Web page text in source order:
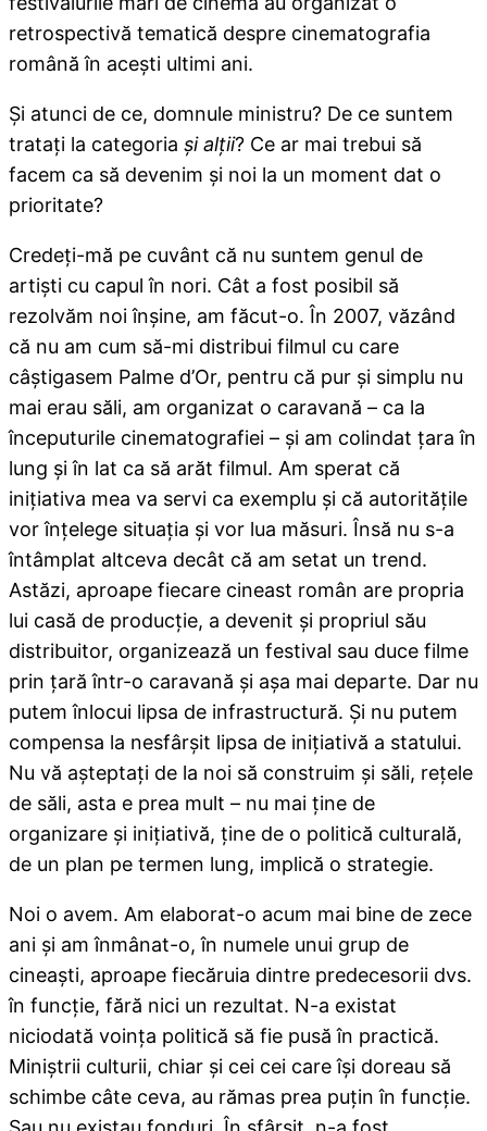
retrospectivă tematică despre cinematografia
română în aceşti ultimi ani.
Şi atunci de ce, domnule ministru? De ce suntem
trataţi la categoria şi alţii? Ce ar mai trebui să
facem ca să devenim şi noi la un moment dat o
prioritate?
Credeţi-mă pe cuvânt că nu suntem genul de
artişti cu capul în nori. Cât a fost posibil să
rezolvăm noi înşine, am făcut-o. În 2007, văzând
că nu am cum să-mi distribui filmul cu care
câştigasem Palme d’Or, pentru că pur şi simplu nu
mai erau săli, am organizat o caravană – ca la
începuturile cinematografiei – şi am colindat țara în
lung şi în lat ca să arăt filmul. Am sperat că
iniţiativa mea va servi ca exemplu şi că autorităţile
vor înţelege situaţia şi vor lua măsuri. Însă nu s-a
întâmplat altceva decât că am setat un trend.
Astăzi, aproape fiecare cineast român are propria
lui casă de producţie, a devenit şi propriul său
distribuitor, organizează un festival sau duce filme
prin ţară într-o caravană şi aşa mai departe. Dar nu
putem înlocui lipsa de infrastructură. Şi nu putem
compensa la nesfârşit lipsa de iniţiativă a statului.
Nu vă aşteptaţi de la noi să construim şi săli, reţele
de săli, asta e prea mult – nu mai ţine de
organizare şi iniţiativă, ține de o politică culturală,
de un plan pe termen lung, implică o strategie.
Noi o avem. Am elaborat-o acum mai bine de zece
ani şi am înmânat-o, în numele unui grup de
cineaşti, aproape fiecăruia dintre predecesorii dvs.
în funcţie, fără nici un rezultat. N-a existat
niciodată voinţa politică să fie pusă în practică.
Miniştrii culturii, chiar şi cei cei care îşi doreau să
schimbe câte ceva, au rămas prea puţin în funcţie.